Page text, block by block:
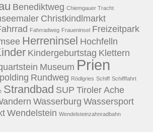
Benediktweg Chiemgauer Tracht
Christkindlmarkt
Fahrradweg Fraueninsel Freizeitpark
Herreninsel Hochfelln
Kindergeburtstag Klettern
Museum Prien
Rundweg Rödlgries Schiff Schifffahrt
Strandbad SUP Tiroler Ache
Wasserburg Wassersport
Wendelstein Wendelsteinzahnradbahn